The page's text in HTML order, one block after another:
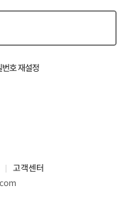
번호 재설정
고객센터